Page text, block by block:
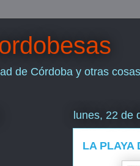
de Córdoba y otras
lunes, 22 de
LA PLAYA